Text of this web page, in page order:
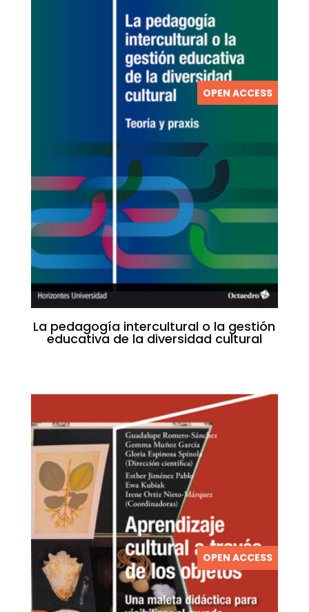
OPEN ACCESS
La pedagogía intercultural o la gestión
educativa de la diversidad cultural
OPEN ACCESS